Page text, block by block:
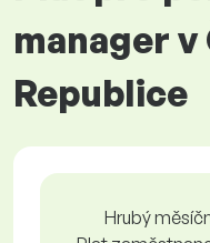
manager v
Republice
Hrubý